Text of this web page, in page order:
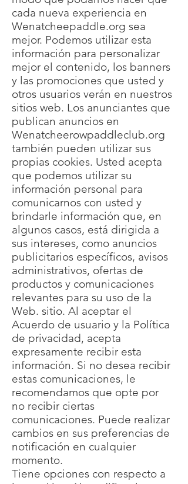
cada nueva experiencia en
Wenatcheepaddle.org sea
mejor. Podemos utilizar esta
información para personalizar
mejor el contenido, los banners
y las promociones que usted y
otros usuarios verán en nuestros
sitios web. Los anunciantes que
publican anuncios en
Wenatcheerowpaddleclub.org
también pueden utilizar sus
propias cookies. Usted acepta
que podemos utilizar su
información personal para
comunicarnos con usted y
brindarle información que, en
algunos casos, está dirigida a
sus intereses, como anuncios
publicitarios específicos, avisos
administrativos, ofertas de
productos y comunicaciones
relevantes para su uso de la
Web. sitio. Al aceptar el
Acuerdo de usuario y la Política
de privacidad, acepta
expresamente recibir esta
información. Si no desea recibir
estas comunicaciones, le
recomendamos que opte por
no recibir ciertas
comunicaciones. Puede realizar
cambios en sus preferencias de
notificación en cualquier
momento.
Tiene opciones con respecto a